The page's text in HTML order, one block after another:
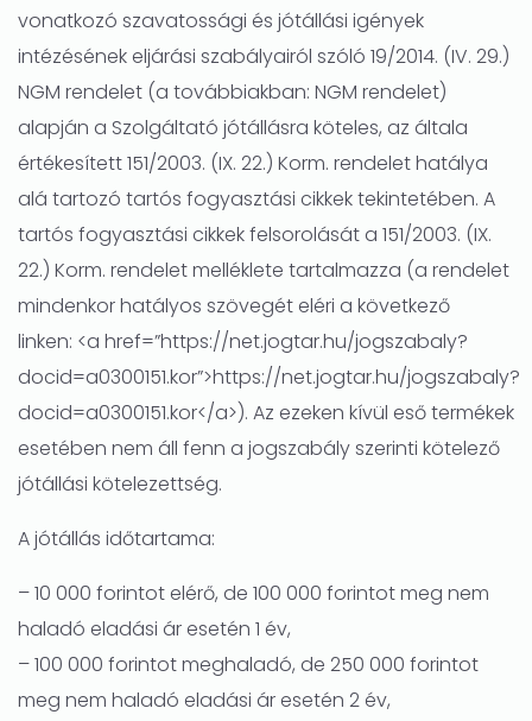
vonatkozó szavatossági és jótállási igények
intézésének eljárási szabályairól szóló 19/2014. (IV. 29.)
NGM rendelet (a továbbiakban: NGM rendelet)
alapján a Szolgáltató jótállásra köteles, az általa
értékesített 151/2003. (IX. 22.) Korm. rendelet hatálya
alá tartozó tartós fogyasztási cikkek tekintetében. A
tartós fogyasztási cikkek felsorolását a 151/2003. (IX.
22.) Korm. rendelet melléklete tartalmazza (a rendelet
mindenkor hatályos szövegét eléri a következő
linken: <a href=”https://net.jogtar.hu/jogszabaly?
docid=a0300151.kor”>https://net.jogtar.hu/jogszabaly?
docid=a0300151.kor</a>). Az ezeken kívül eső termékek
esetében nem áll fenn a jogszabály szerinti kötelező
jótállási kötelezettség.
A jótállás időtartama:
– 10 000 forintot elérő, de 100 000 forintot meg nem
haladó eladási ár esetén 1 év,
– 100 000 forintot meghaladó, de 250 000 forintot
meg nem haladó eladási ár esetén 2 év,